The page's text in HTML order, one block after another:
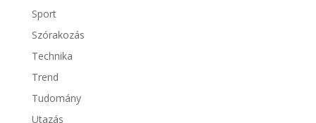
Sport
Szórakozás
Technika
Trend
Tudomány
Utazás